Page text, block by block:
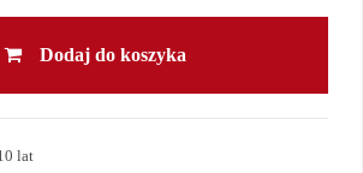
Dodaj do koszyka
lat